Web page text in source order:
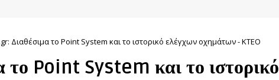
Διαθέσιμα το Point System και το ιστορικό ελέγχων οχημάτων - ΚΤΕΟ
το Point System και το ιστορικό